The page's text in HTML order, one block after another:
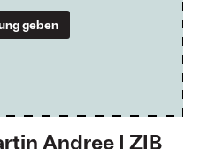
geben
Andree | ZIB